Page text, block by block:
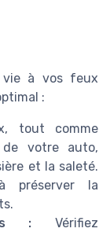
vie à vos feux
:
tout comme
de votre auto,
et la saleté.
préserver la
: Vérifiez